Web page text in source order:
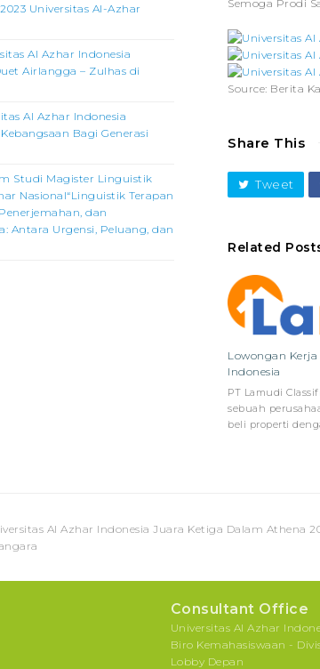
Semoga Prodi
Source: Berita
Share This
Tweet
Related
Lowongan
Indonesia
PT Lamudi
sebuah
beli properti
Universitas Al-Azhar
Al Azhar Indonesia
Airlangga – Zulhas di
Al Azhar Indonesia
Bagi Generasi
Studi Magister Linguistik
Nasional“Linguistik Terapan
dan
Antara Urgensi, Peluang, dan
Al Azhar Indonesia Juara Ketiga Dalam Athena
Consultant Office
Universitas Al Azhar
Biro Kemahasiswaan -
Lobby Depan